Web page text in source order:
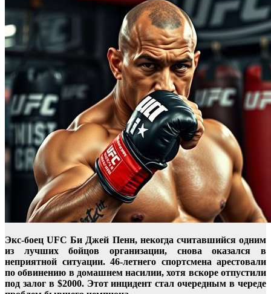
Экс-боец UFC Би Джей Пенн, некогда считавшийся одним
из лучших бойцов организации, снова оказался в
неприятной ситуации. 46-летнего спортсмена арестовали
по обвинению в домашнем насилии, хотя вскоре отпустили
под залог в $2000. Этот инцидент стал очередным в череде